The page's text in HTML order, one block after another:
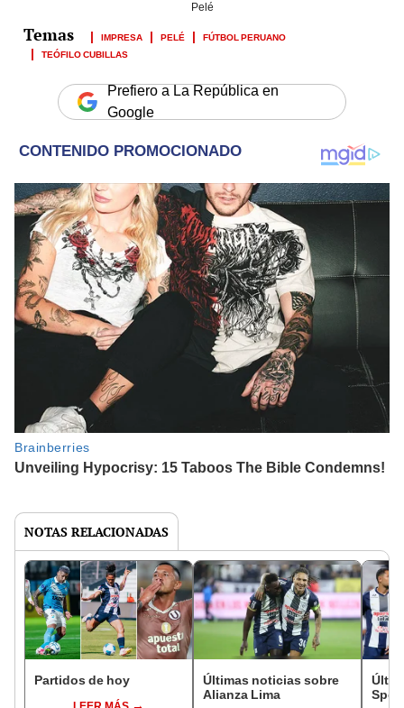
Pelé
IMPRESA PELÉ
FÚTBOL PERUANO
TEÓFILO CUBILLAS
Prefiero a La República en
Google
NOTAS RELACIONADAS
Partidos de hoy
Últimas noticias sobre
Alianza Lima